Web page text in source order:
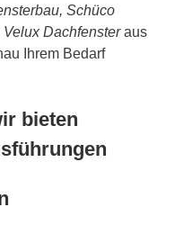
Schüco
Dachfensteraus
Ihrem Bedarf
bieten